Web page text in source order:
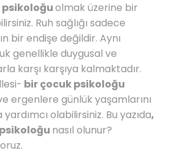
olmak üzerine bir
Ruh sağlığı sadece
bir endişe değildir. Aynı
genellikle duygusal ve
karşı karşıya kalmaktadır.
bir çocuk psikoloğu
ergenlere günlük yaşamlarını
olabilirsiniz. Bu yazıda,
nasıl olunur?